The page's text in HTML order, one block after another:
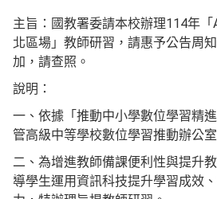
主旨：國教署委請本校辦理114年
北區場」教師研習，請惠予公告周
加，請查照。
說明：
一、依據「推動中小學數位學習精
管高級中等學校數位學習推動辦公
二、為增進教師備課便利性與提升
導學生運用資訊科技提升學習成效